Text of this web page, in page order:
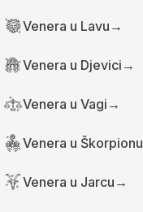
Venera u Lavu →
Venera u Djevici →
Venera u Vagi →
Venera u Škorpionu
Venera u Jarcu →